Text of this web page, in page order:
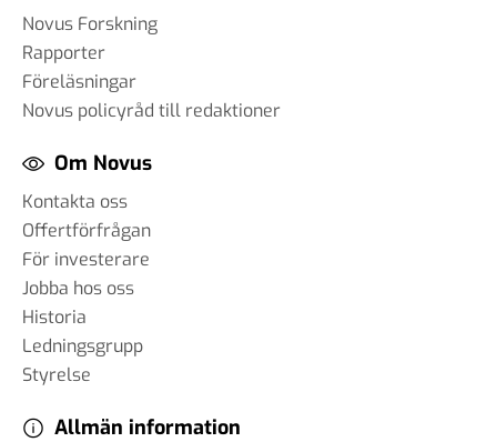
Novus Forskning
Rapporter
Föreläsningar
Novus policyråd till redaktioner
Om Novus
Kontakta oss
Offertförfrågan
För investerare
Jobba hos oss
Historia
Ledningsgrupp
Styrelse
Allmän information